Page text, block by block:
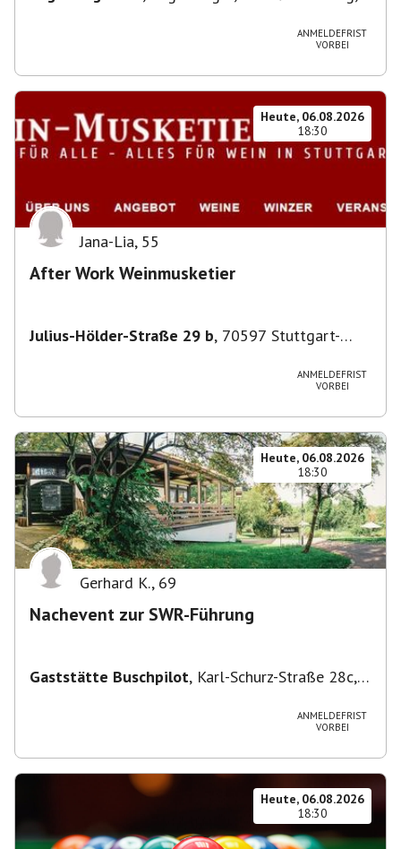
ANMELDEFRIST
VORBEI
Heute, 06.08.2026
18:30
Jana-Lia, 55
After Work Weinmusketier
Julius-Hölder-Straße 29 b, 70597 Stuttgart-
ANMELDEFRIST
VORBEI
Heute, 06.08.2026
18:30
Gerhard K., 69
Nachevent zur SWR-Führung
Gaststätte Buschpilot, Karl-Schurz-Straße 28c,
ANMELDEFRIST
VORBEI
Heute, 06.08.2026
18:30